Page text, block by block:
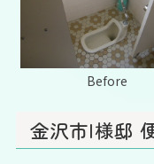
Before
金沢市I様邸